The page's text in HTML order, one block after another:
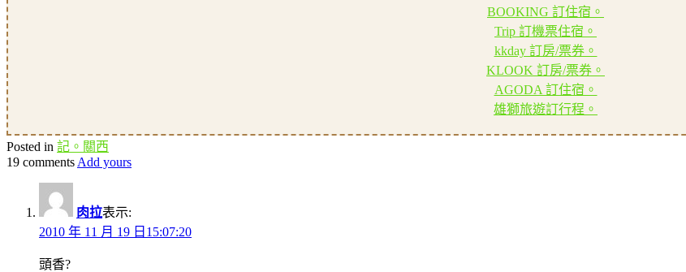
BOOKING 訂住宿。
Trip 訂機票住宿。
kkday 訂房/票券。
KLOOK 訂房/票券。
AGODA 訂住宿。
雄獅旅遊訂行程。
Posted in 記。關西
19 comments Add yours
肉拉表示:
2010 年 11 月 19 日15:07:20
頭香?